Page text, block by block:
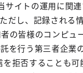
イトの運用に関
だし、記録され
の皆様のコンピ
を行う第三者企
拒否することも